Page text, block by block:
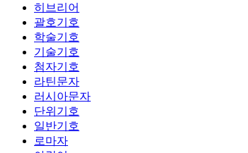
히브리어
괄호기호
학술기호
기술기호
첨자기호
라틴문자
러시아문자
단위기호
일반기호
로마자